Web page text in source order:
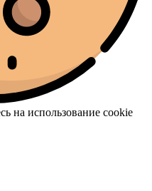
на использование cookie